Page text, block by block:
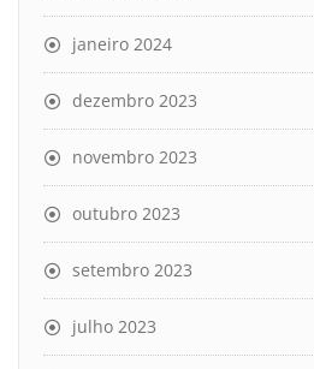
janeiro 2024
dezembro 2023
novembro 2023
outubro 2023
setembro 2023
julho 2023